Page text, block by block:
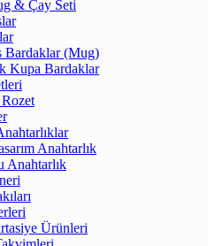
& Çay Seti
Bardaklar (Mug)
Kupa Bardaklar
Anahtarlık
Anahtarlık
Ürünleri